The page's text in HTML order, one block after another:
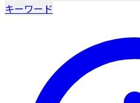
キーワード